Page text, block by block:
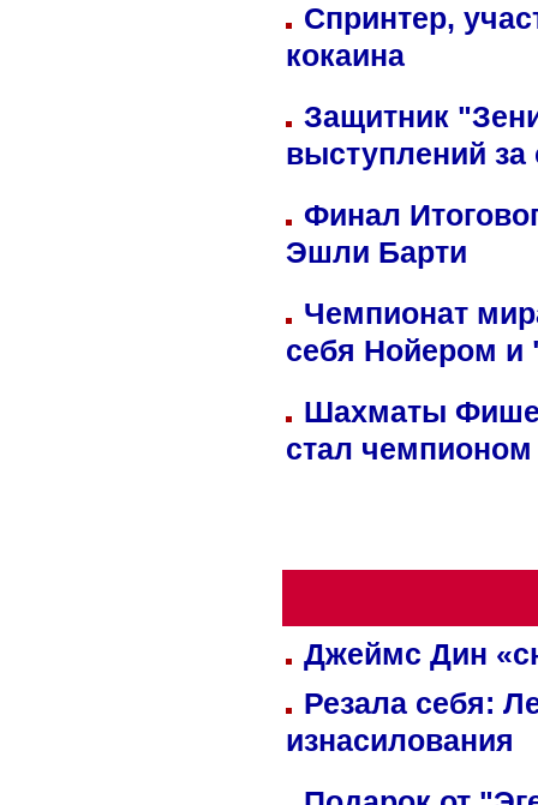
Спринтер,
кокаина
Защитник
выступлений
Финал
Эшли Барти
Чемпионат
себя Нойером и
Шахматы
стал
Джеймс Дин
Резала себя:
изнасилования